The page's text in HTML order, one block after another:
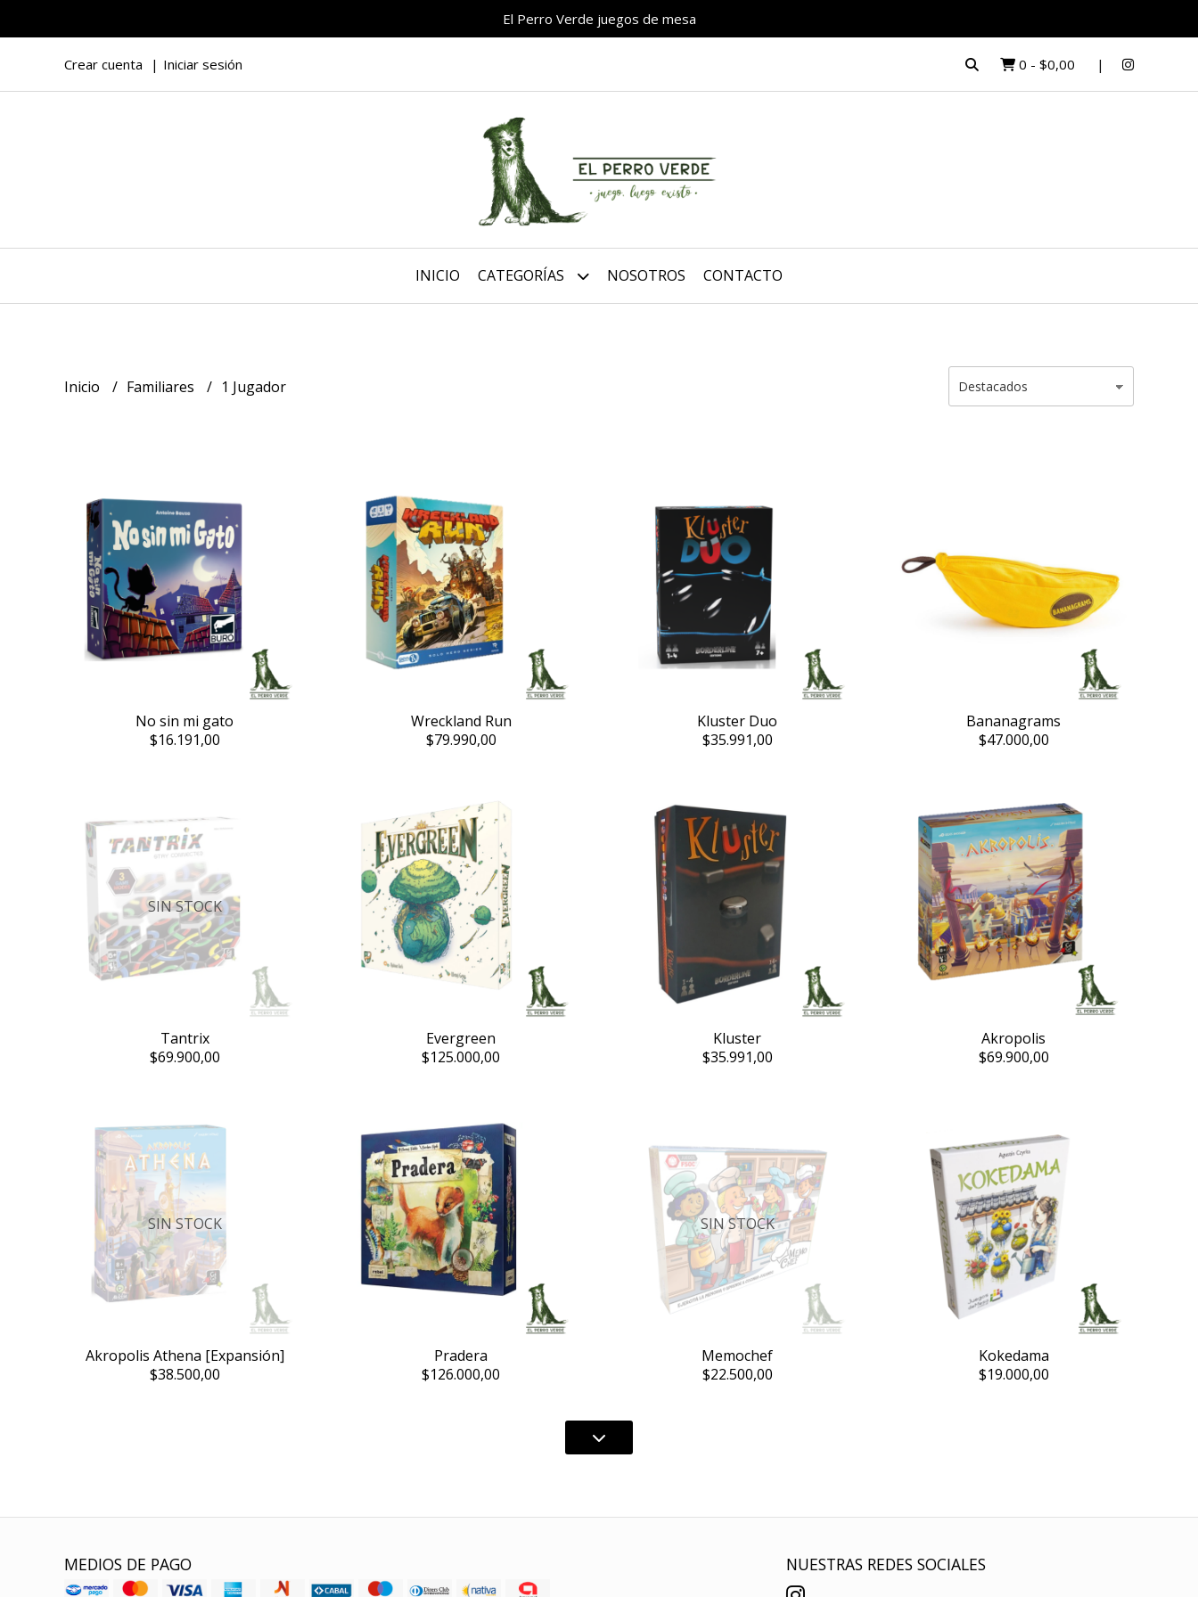
El Perro Verde juegos de mesa
Crear cuenta Iniciar sesión 0 - $0,00
INICIO CATEGORÍAS NOSOTROS CONTACTO
Inicio Familiares 1 Jugador
No sin mi gato
$16.191,00
Wreckland Run
$79.990,00
Kluster Duo
$35.991,00
Bananagrams
$47.000,00
SIN STOCK
Tantrix
$69.900,00
Evergreen
$125.000,00
Kluster
$35.991,00
Akropolis
$69.900,00
SIN STOCK
Akropolis Athena [Expansión]
$38.500,00
Pradera
$126.000,00
SIN STOCK
Memochef
$22.500,00
Kokedama
$19.000,00
MEDIOS DE PAGO NUESTRAS REDES SOCIALES